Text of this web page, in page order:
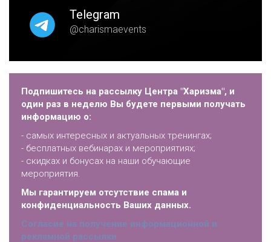
Telegram
@charismaevents
Подпишитесь на рассылку Центра "Харизма", и
один раз в неделю Вы будете первыми получать
информацию о:
- самых интересных и актуальных тренингах;
- бесплатных вебинарах и мероприятиях;
- скидках и бонусах на наши обучающие
мероприятия.
Мы гарантируем отсутствие спама и
конфиденциальность Ваших данных.
Согласие на получение информационной и
рекламной рассылки